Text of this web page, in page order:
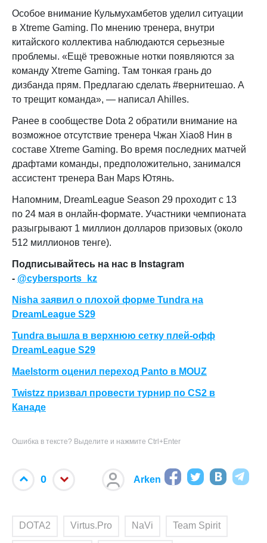
Особое внимание Кульмухамбетов уделил ситуации
в Xtreme Gaming. По мнению тренера, внутри
китайского коллектива наблюдаются серьезные
проблемы. «Ещё тревожные нотки появляются за
команду Xtreme Gaming. Там тонкая грань до
дизбанда прям. Предлагаю сделать #вернитешао. А
то трещит команда», — написал Ahilles.
Ранее в сообществе Dota 2 обратили внимание на
возможное отсутствие тренера Чжан Xiao8 Нин в
составе Xtreme Gaming. Во время последних матчей
драфтами команды, предположительно, занимался
ассистент тренера Ван Maps Ютянь.
Напомним, DreamLeague Season 29 проходит с 13
по 24 мая в онлайн-формате. Участники чемпионата
разыгрывают 1 миллион долларов призовых (около
512 миллионов тенге).
Подписывайтесь на нас в Instagram
- @cybersports_kz
Nisha заявил о плохой форме Tundra на
DreamLeague S29
Tundra вышла в верхнюю сетку плей-офф
DreamLeague S29
Maelstorm оценил переход Panto в MOUZ
Twistzz призвал провести турнир по CS2 в
Канаде
Ошибка в тексте? Выделите и нажмите Ctrl+Enter
0 Arken
DOTA2 Virtus.Pro NaVi Team Spirit